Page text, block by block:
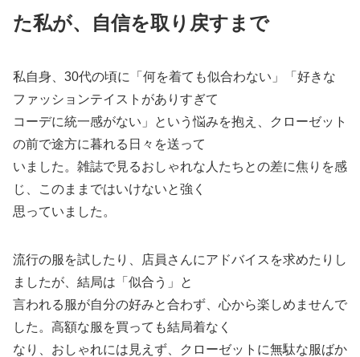
た私が、自信を取り戻すまで
私自身、30代の頃に「何を着ても似合わない」「好きな
ファッションテイストがありすぎて
コーデに統一感がない」という悩みを抱え、クローゼット
の前で途方に暮れる日々を送って
いました。雑誌で見るおしゃれな人たちとの差に焦りを感
じ、このままではいけないと強く
思っていました。
流行の服を試したり、店員さんにアドバイスを求めたりし
ましたが、結局は「似合う」と
言われる服が自分の好みと合わず、心から楽しめませんで
した。高額な服を買っても結局着なく
なり、おしゃれには見えず、クローゼットに無駄な服ばか